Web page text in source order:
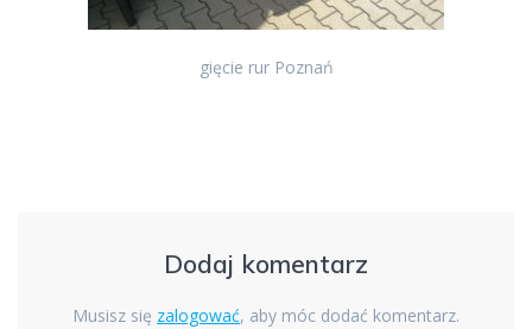
gięcie rur Poznań
Dodaj komentarz
Musisz się zalogować, aby móc dodać komentarz.